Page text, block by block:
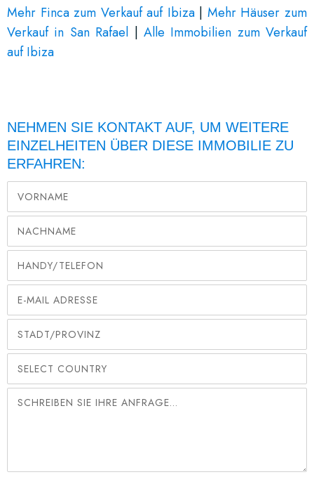
Mehr Finca zum Verkauf auf Ibiza| Mehr Häuser zum
Verkauf in San Rafael | Alle Immobilien zum Verkauf
auf Ibiza
NEHMEN SIE KONTAKT AUF, UM WEITERE
EINZELHEITEN ÜBER DIESE IMMOBILIE ZU
ERFAHREN: